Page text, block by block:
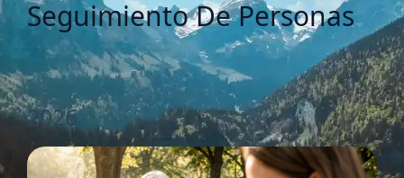
Seguimiento De Personas
2026